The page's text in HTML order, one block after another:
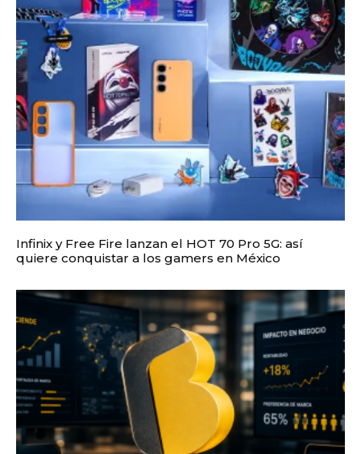
Infinix y Free Fire lanzan el HOT 70 Pro 5G: así
quiere conquistar a los gamers en México